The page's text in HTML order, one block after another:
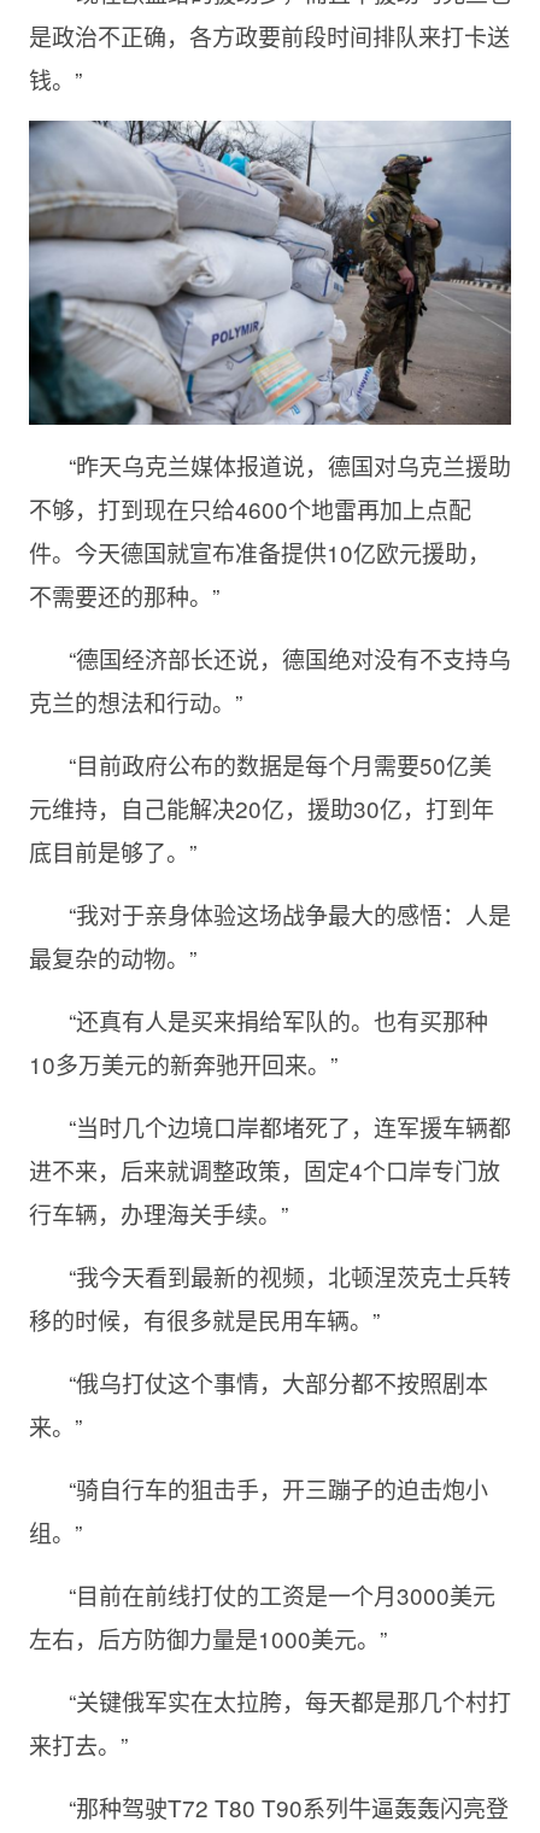
是政治不正确，各方政要前段时间排队来打卡送
钱。”
“昨天乌克兰媒体报道说，德国对乌克兰援助
不够，打到现在只给4600个地雷再加上点配
件。今天德国就宣布准备提供10亿欧元援助，
不需要还的那种。”
“德国经济部长还说，德国绝对没有不支持乌
克兰的想法和行动。”
“目前政府公布的数据是每个月需要50亿美
元维持，自己能解决20亿，援助30亿，打到年
底目前是够了。”
“我对于亲身体验这场战争最大的感悟：人是
最复杂的动物。”
“还真有人是买来捐给军队的。也有买那种
10多万美元的新奔驰开回来。”
“当时几个边境口岸都堵死了，连军援车辆都
进不来，后来就调整政策，固定4个口岸专门放
行车辆，办理海关手续。”
“我今天看到最新的视频，北顿涅茨克士兵转
移的时候，有很多就是民用车辆。”
“俄乌打仗这个事情，大部分都不按照剧本
来。”
“骑自行车的狙击手，开三蹦子的迫击炮小
组。”
“目前在前线打仗的工资是一个月3000美元
左右，后方防御力量是1000美元。”
“关键俄军实在太拉胯，每天都是那几个村打
来打去。”
“那种驾驶T72 T80 T90系列牛逼轰轰闪亮登